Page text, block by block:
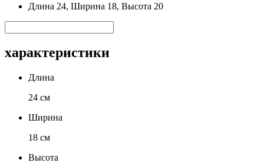
Длина 24, Ширина 18, Высота 20
характеристики
Длина
24 см
Ширина
18 см
Высота